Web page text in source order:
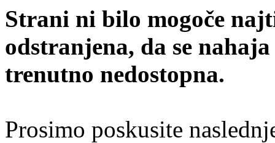
Strani ni bilo mogoče
odstranjena, da se
trenutno nedostopna.
Prosimo poskusite